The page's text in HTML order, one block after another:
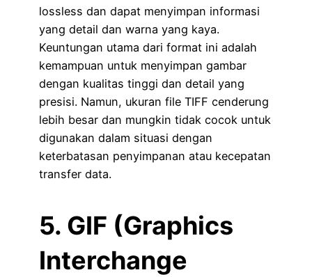
lossless dan dapat menyimpan informasi
yang detail dan warna yang kaya.
Keuntungan utama dari format ini adalah
kemampuan untuk menyimpan gambar
dengan kualitas tinggi dan detail yang
presisi. Namun, ukuran file TIFF cenderung
lebih besar dan mungkin tidak cocok untuk
digunakan dalam situasi dengan
keterbatasan penyimpanan atau kecepatan
transfer data.
5. GIF (Graphics
Interchange